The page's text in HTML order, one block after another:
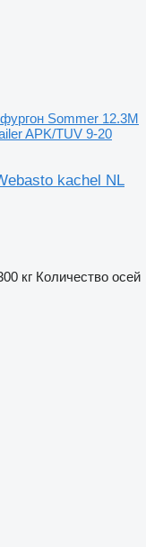
Sommer 12.3M
APK/TUV 9-20
kachel NL
кг Количество осей